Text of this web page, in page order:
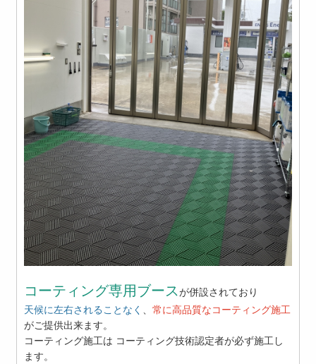
コーティング専用ブースが併設されており
天候に左右されることなく 、常に高品質なコーティング施工
がご提供出来ます。
コーティング施工は コーティング技術認定者が必ず施工し
ます。